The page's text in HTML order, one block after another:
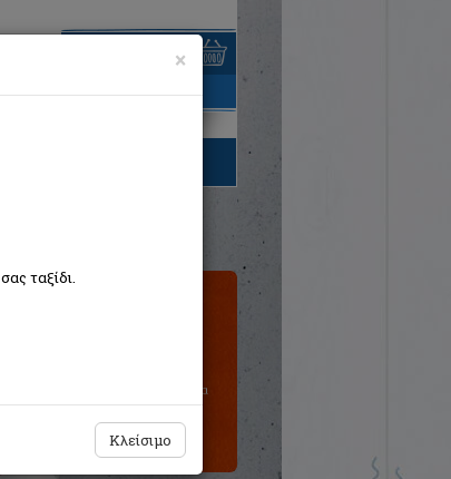
είναι άδειο
Δεν υπάρχει δυνατότητα
παραγγελίας
×
ταξίδι.
Κλείσιμο